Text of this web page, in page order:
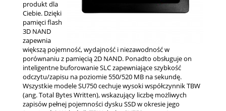
produkt dla
Ciebie. Dzięki
pamięci flash
3D NAND
zapewnia
większą pojemność, wydajność i niezawodność w
porównaniu z pamięcią 2D NAND. Ponadto obsługuje on
inteligentne buforowanie SLC zapewniające szybkość
odczytu/zapisu na poziomie 550/520 MB na sekundę.
Wszystkie modele SU750 cechuje wysoki współczynnik TBW
(ang. Total Bytes Written), wskazujący liczbę możliwych
zapisów pełnej pojemności dysku SSD w okresie jego